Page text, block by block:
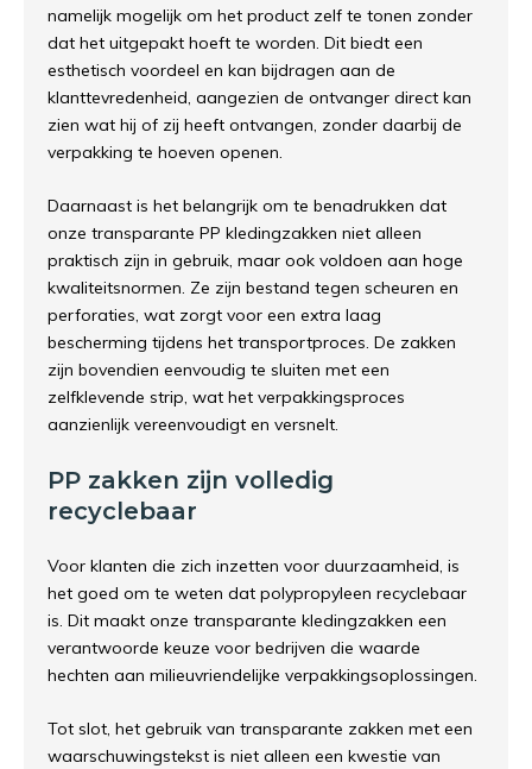
namelijk mogelijk om het product zelf te tonen zonder
dat het uitgepakt hoeft te worden. Dit biedt een
esthetisch voordeel en kan bijdragen aan de
klanttevredenheid, aangezien de ontvanger direct kan
zien wat hij of zij heeft ontvangen, zonder daarbij de
verpakking te hoeven openen.
Daarnaast is het belangrijk om te benadrukken dat
onze transparante PP kledingzakken niet alleen
praktisch zijn in gebruik, maar ook voldoen aan hoge
kwaliteitsnormen. Ze zijn bestand tegen scheuren en
perforaties, wat zorgt voor een extra laag
bescherming tijdens het transportproces. De zakken
zijn bovendien eenvoudig te sluiten met een
zelfklevende strip, wat het verpakkingsproces
aanzienlijk vereenvoudigt en versnelt.
PP zakken zijn volledig
recyclebaar
Voor klanten die zich inzetten voor duurzaamheid, is
het goed om te weten dat polypropyleen recyclebaar
is. Dit maakt onze transparante kledingzakken een
verantwoorde keuze voor bedrijven die waarde
hechten aan milieuvriendelijke verpakkingsoplossingen.
Tot slot, het gebruik van transparante zakken met een
waarschuwingstekst is niet alleen een kwestie van